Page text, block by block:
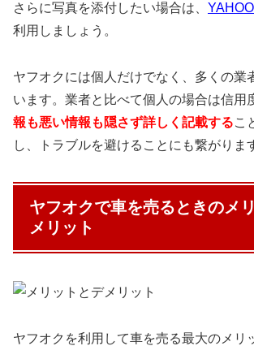
さらに写真を添付したい場合は、
利用しましょう。
ヤフオクには個人だけでなく、多くの業
います。業者と比べて個人の場合は信用
報も悪い情報も隠さず詳しく記載するこ
し、トラブルを避けることにも繋がりま
ヤフオクで車を売るときのメ
メリット
ヤフオクを利用して車を売る最大のメリ